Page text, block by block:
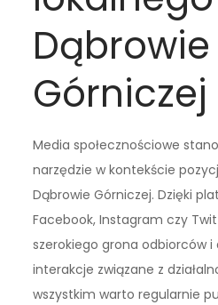
Dąbrowie
Górniczej
Media społecznościowe
narzędzie w kontekście
Dąbrowie Górniczej. Dzięki
Facebook, Instagram czy
szerokiego grona odbiorców
interakcje związane z
wszystkim warto regularnie